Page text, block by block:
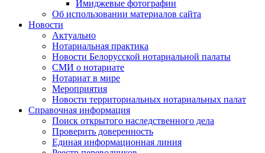
Имиджевые фотографии
Об использовании материалов сайта
Новости
Актуально
Нотариальная практика
Новости Белорусской нотариальной палаты
СМИ о нотариате
Нотариат в мире
Мероприятия
Новости территориальных нотариальных палат
Справочная информация
Поиск открытого наследственного дела
Проверить доверенность
Единая информационная линия